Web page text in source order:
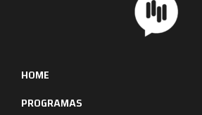
HOME
PROGRAMAS